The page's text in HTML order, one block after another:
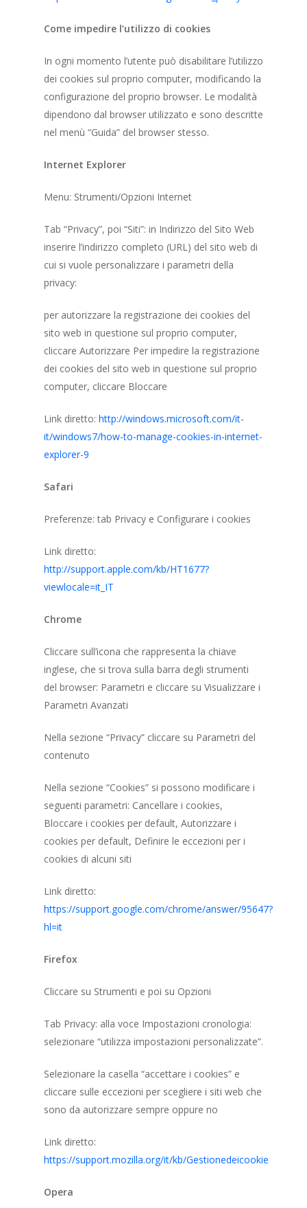
Come impedire l’utilizzo di cookies
In ogni momento l’utente può disabilitare l’utilizzo
dei cookies sul proprio computer, modificando la
configurazione del proprio browser. Le modalità
dipendono dal browser utilizzato e sono descritte
nel menù “Guida” del browser stesso.
Internet Explorer
Menu: Strumenti/Opzioni Internet
Tab “Privacy”, poi “Siti”: in Indirizzo del Sito Web
inserire l’indirizzo completo (URL) del sito web di
cui si vuole personalizzare i parametri della
privacy:
per autorizzare la registrazione dei cookies del
sito web in questione sul proprio computer,
cliccare Autorizzare Per impedire la registrazione
dei cookies del sito web in questione sul proprio
computer, cliccare Bloccare
Link diretto: http://windows.microsoft.com/it-
it/windows7/how-to-manage-cookies-in-internet-
explorer-9
Safari
Preferenze: tab Privacy e Configurare i cookies
Link diretto:
http://support.apple.com/kb/HT1677?
viewlocale=it_IT
Chrome
Cliccare sull’icona che rappresenta la chiave
inglese, che si trova sulla barra degli strumenti
del browser: Parametri e cliccare su Visualizzare i
Parametri Avanzati
Nella sezione “Privacy” cliccare su Parametri del
contenuto
Nella sezione “Cookies” si possono modificare i
seguenti parametri: Cancellare i cookies,
Bloccare i cookies per default, Autorizzare i
cookies per default, Definire le eccezioni per i
cookies di alcuni siti
Link diretto:
https://support.google.com/chrome/answer/95647?
hl=it
Firefox
Cliccare su Strumenti e poi su Opzioni
Tab Privacy: alla voce Impostazioni cronologia:
selezionare “utilizza impostazioni personalizzate”.
Selezionare la casella “accettare i cookies” e
cliccare sulle eccezioni per scegliere i siti web che
sono da autorizzare sempre oppure no
Link diretto:
https://support.mozilla.org/it/kb/Gestionedeicookie
Opera